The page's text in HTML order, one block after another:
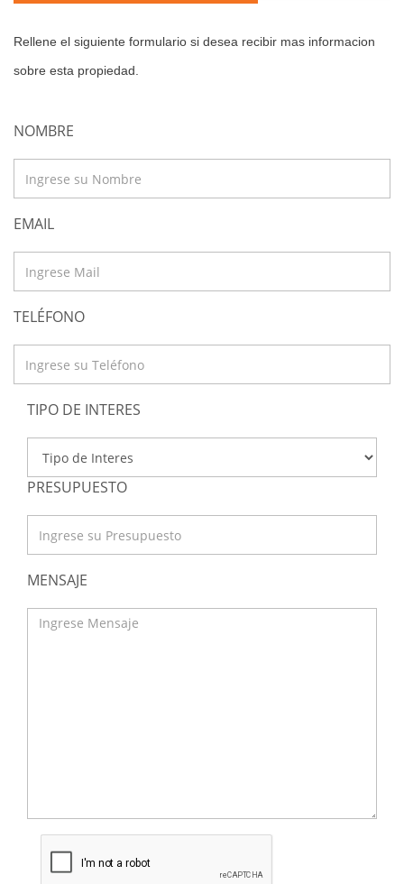
Rellene el siguiente formulario si desea recibir mas informacion
sobre esta propiedad.
NOMBRE
EMAIL
TELÉFONO
TIPO DE INTERES
PRESUPUESTO
MENSAJE